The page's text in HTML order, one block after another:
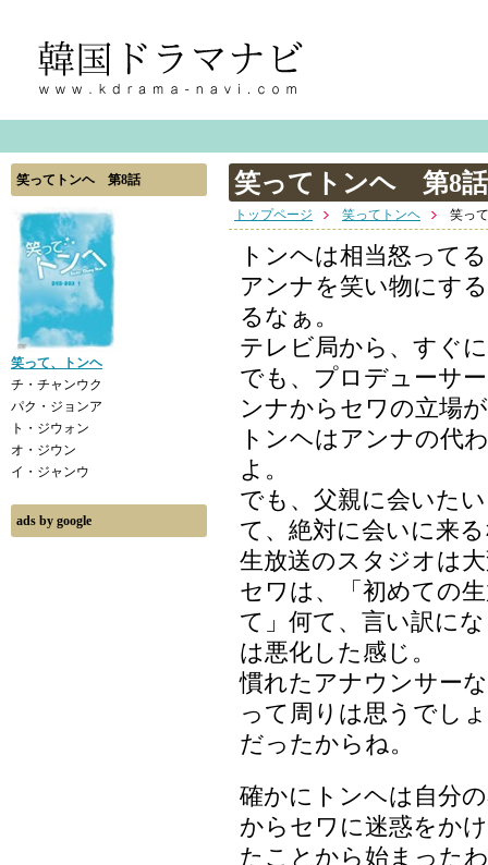
笑ってトンヘ 第8話
笑って、トンヘ
チ・チャンウク
パク・ジョンア
ト・ジウォン
オ・ジウン
イ・ジャンウ
ads by google
笑ってトンヘ 第8話
トップページ 笑ってトンヘ 笑っ
トンヘは相当怒って
アンナを笑い物にす
るなぁ。
テレビ局から、すぐ
でも、プロデューサ
ンナからセワの立場
トンヘはアンナの代
よ。
でも、父親に会いた
て、絶対に会いに来
生放送のスタジオは
セワは、「初めての
て」何て、言い訳に
は悪化した感じ。
慣れたアナウンサー
って周りは思うでし
だったからね。
確かにトンヘは自分
からセワに迷惑をか
たことから始まった